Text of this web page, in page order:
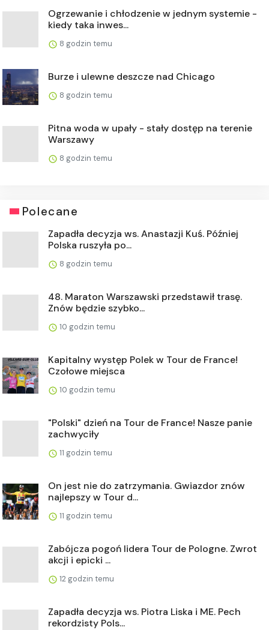
Ogrzewanie i chłodzenie w jednym systemie -
kiedy taka inwes...
8 godzin temu
Burze i ulewne deszcze nad Chicago
8 godzin temu
Pitna woda w upały - stały dostęp na terenie
Warszawy
8 godzin temu
Polecane
Zapadła decyzja ws. Anastazji Kuś. Później
Polska ruszyła po...
8 godzin temu
48. Maraton Warszawski przedstawił trasę.
Znów będzie szybko...
10 godzin temu
Kapitalny występ Polek w Tour de France!
Czołowe miejsca
10 godzin temu
"Polski" dzień na Tour de France! Nasze panie
zachwyciły
11 godzin temu
On jest nie do zatrzymania. Gwiazdor znów
najlepszy w Tour d...
11 godzin temu
Zabójcza pogoń lidera Tour de Pologne. Zwrot
akcji i epicki ...
12 godzin temu
Zapadła decyzja ws. Piotra Liska i ME. Pech
rekordzisty Pols...